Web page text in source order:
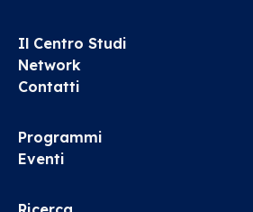
Il Centro Studi
Network
Contatti
Programmi
Eventi